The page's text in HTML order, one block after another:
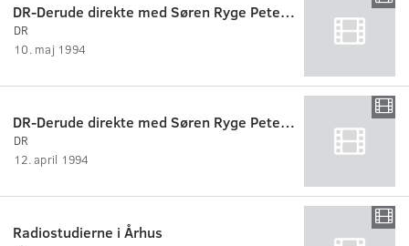
DR-Derude direkte med Søren Ryge Petersen, Maj.
DR
10. maj 1994
DR-Derude direkte med Søren Ryge Petersen, April.
DR
12. april 1994
Radiostudierne i Århus